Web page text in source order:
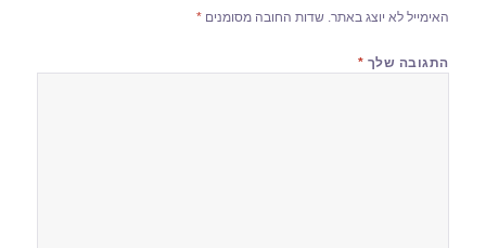
האימייל לא יוצג באתר. שדות החובה מסומנים*
התגובה שלך *